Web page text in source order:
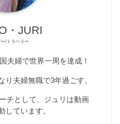
・JURI
ー/トラベラー
夫婦で世界一周を達成！
り夫婦無職で3年過ごす。
チとして、ジュリは動画
しています。